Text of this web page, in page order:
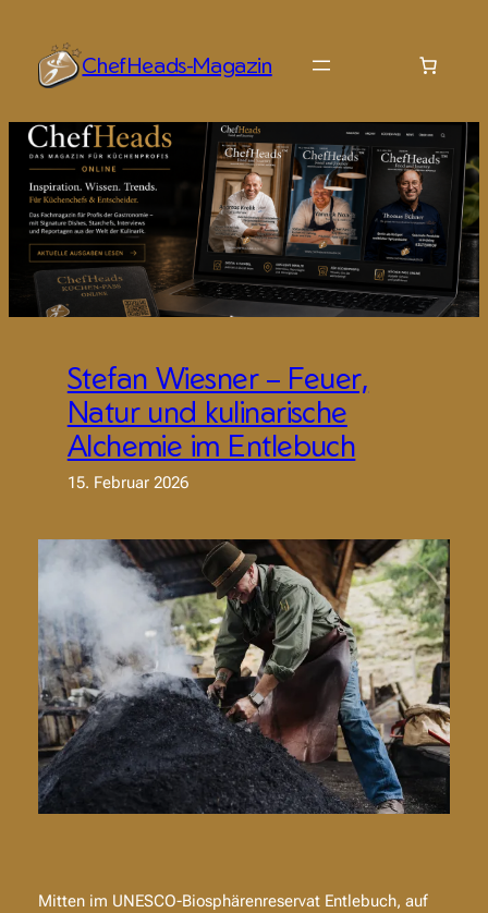
springen
ChefHeads-Magazin
Stefan Wiesner – Feuer,
Natur und kulinarische
Alchemie im Entlebuch
15. Februar 2026
Mitten im UNESCO-Biosphärenreservat Entlebuch, auf